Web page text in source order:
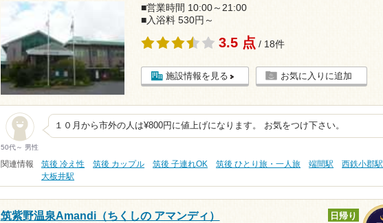
■営業時間 10:00～21:00
■入浴料 530円～
3.5 点 / 18件
施設情報を見る お気に入りに追加
50代～ 男性
１０月から市外の人は¥800円に値上げになります。 お気をつけ下さい。
関連情報 筑後 冷え性 筑後 カップル 筑後 子連れOK 筑後 ひとり旅・一人旅 端間駅 西鉄小郡駅
大板井駅
筑紫野温泉Amandi（ちくしの アマンディ） 日帰り